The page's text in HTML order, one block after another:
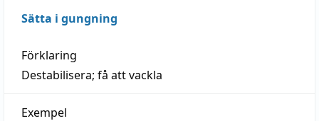
Sätta i gungning
Förklaring
Destabilisera; få att vackla
Exempel